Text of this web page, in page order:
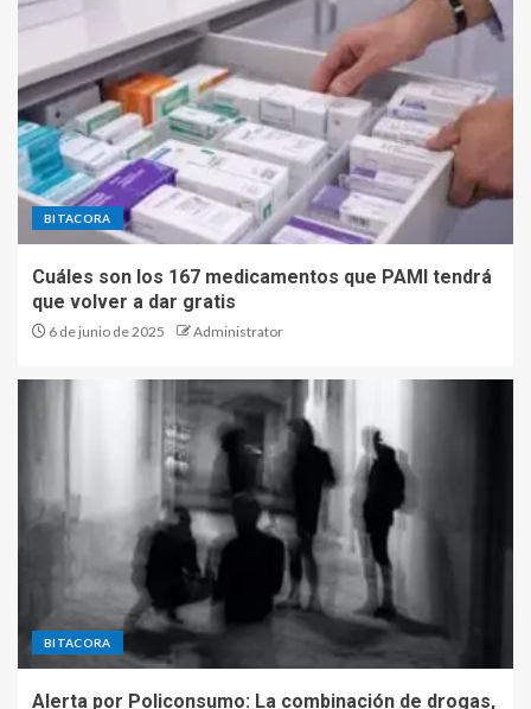
BITACORA
Cuáles son los 167 medicamentos que PAMI tendrá
que volver a dar gratis
6 de junio de 2025 Administrator
BITACORA
Alerta por Policonsumo: La combinación de drogas,